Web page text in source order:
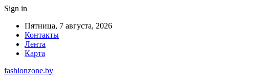
Sign in
Пятница, 7 августа, 2026
Контакты
Лента
Карта
fashionzone.by